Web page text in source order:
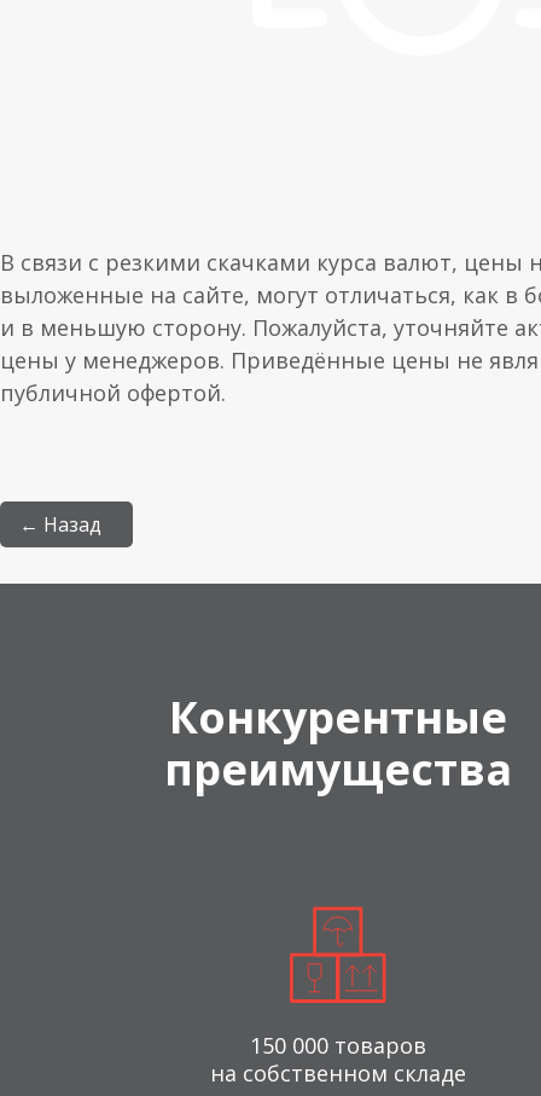
В связи с резкими скачками курса валют, цены
выложенные на сайте, могут отличаться, как в
и в меньшую сторону. Пожалуйста, уточняйте
цены у менеджеров. Приведённые цены не
публичной офертой.
← Назад
Конкурентные
преимущества
150 000 товаров
на собственном складе